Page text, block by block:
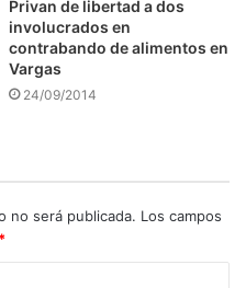
Privan de libertad a dos
involucrados en
contrabando de alimentos en
Vargas
24/09/2014
no será publicada. Los campos
*